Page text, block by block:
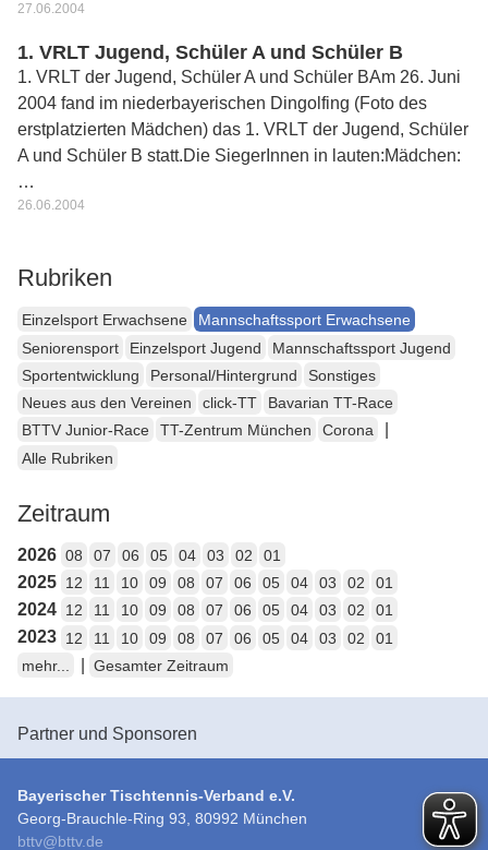
27.06.2004
1. VRLT Jugend, Schüler A und Schüler B
1. VRLT der Jugend, Schüler A und Schüler BAm 26. Juni
2004 fand im niederbayerischen Dingolfing (Foto des
erstplatzierten Mädchen) das 1. VRLT der Jugend, Schüler
A und Schüler B statt.Die SiegerInnen in lauten:Mädchen:
…
26.06.2004
Rubriken
Einzelsport Erwachsene
Mannschaftssport Erwachsene
Seniorensport
Einzelsport Jugend
Mannschaftssport Jugend
Sportentwicklung
Personal/Hintergrund
Sonstiges
Neues aus den Vereinen
click-TT
Bavarian TT-Race
BTTV Junior-Race
TT-Zentrum München Corona
Alle Rubriken
Zeitraum
2026 08 07 06 05 04 03 02 01
2025 12 11 10 09 08 07 06 05 04 03 02 01
2024 12 11 10 09 08 07 06 05 04 03 02 01
2023 12 11 10 09 08 07 06 05 04 03 02
01
mehr...
Gesamter Zeitraum
Partner und Sponsoren
Bayerischer Tischtennis-Verband e.V.
Georg-Brauchle-Ring 93, 80992 München
bttv@bttv.de